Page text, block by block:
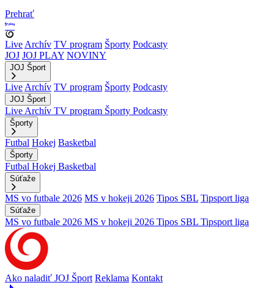
Prehrať
Live Archív TV program Športy Podcasty
JOJ JOJ PLAY NOVINY
JOJ Šport
Live Archív TV program Športy Podcasty
JOJ Šport
Live Archív TV program Športy Podcasty
Športy
Futbal Hokej Basketbal
Športy
Futbal Hokej Basketbal
Súťaže
MS vo futbale 2026 MS v hokeji 2026 Tipos SBL Tipsport liga
Súťaže
MS vo futbale 2026 MS v hokeji 2026 Tipos SBL Tipsport liga
Ako naladiť JOJ Šport Reklama Kontakt